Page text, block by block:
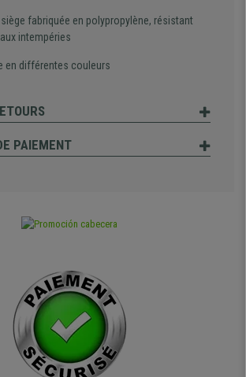
fabriquée en polypropylène, résistant
intempéries
en différentes couleurs
PAIEMENT